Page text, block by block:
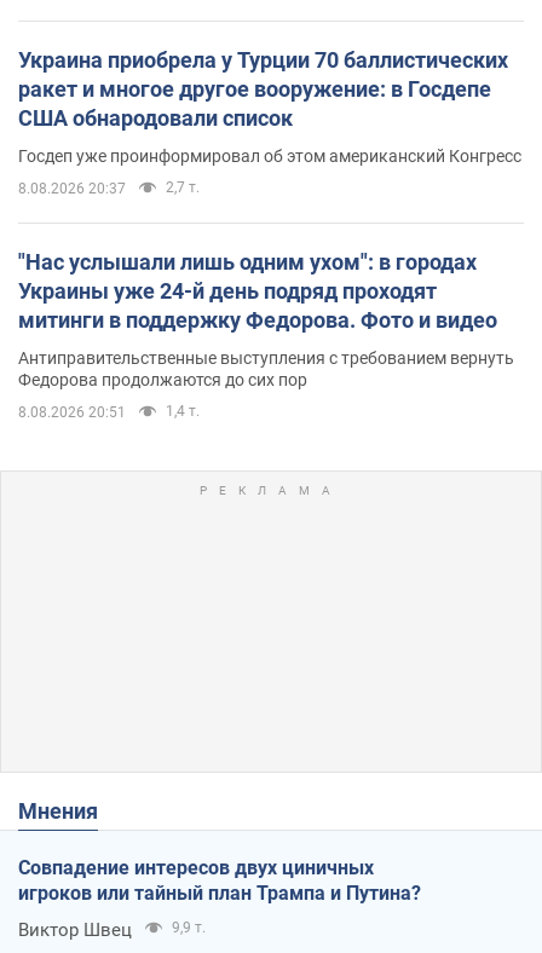
Украина приобрела у Турции 70 баллистических
ракет и многое другое вооружение: в Госдепе
США обнародовали список
Госдеп уже проинформировал об этом американский Конгресс
8.08.2026 20:37 2,7 т.
"Нас услышали лишь одним ухом": в городах
Украины уже 24-й день подряд проходят
митинги в поддержку Федорова. Фото и видео
Антиправительственные выступления с требованием вернуть
Федорова продолжаются до сих пор
8.08.2026 20:51 1,4 т.
Мнения
Совпадение интересов двух циничных
игроков или тайный план Трампа и Путина?
Виктор Швец 9,9 т.